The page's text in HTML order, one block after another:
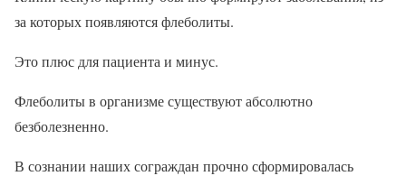
за которых появляются флеболиты.
Это плюс для пациента и минус.
Флеболиты в организме существуют абсолютно
безболезненно.
В сознании наших сограждан прочно сформировалась